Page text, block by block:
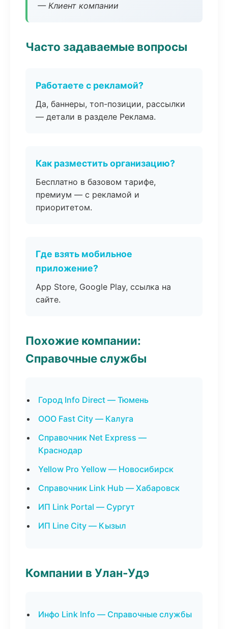
— Клиент компании
Часто задаваемые вопросы
Работаете с рекламой?
Да, баннеры, топ-позиции, рассылки
— детали в разделе Реклама.
Как разместить организацию?
Бесплатно в базовом тарифе,
премиум — с рекламой и
приоритетом.
Где взять мобильное
приложение?
App Store, Google Play, ссылка на
сайте.
Похожие компании:
Справочные службы
Город Info Direct — Тюмень
ООО Fast City — Калуга
Справочник Net Express —
Краснодар
Yellow Pro Yellow — Новосибирск
Справочник Link Hub — Хабаровск
ИП Link Portal — Сургут
ИП Line City — Кызыл
Компании в Улан-Удэ
Инфо Link Info — Справочные службы